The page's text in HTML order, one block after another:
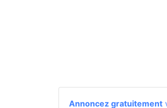
Annoncez gratuitement